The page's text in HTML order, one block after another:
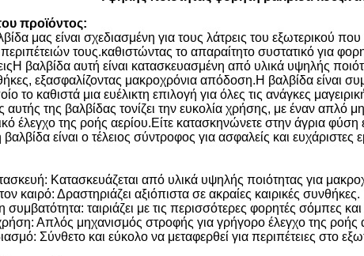
προϊόντος:
μας είναι σχεδιασμένη για τους λάτρεις του εξωτερικού που
τους.καθιστώντας το απαραίτητο συστατικό για
βαλβίδα αυτή είναι κατασκευασμένη από υλικά υψηλής
εξασφαλίζοντας μακροχρόνια απόδοση.Η βαλβίδα
το καθιστά μια ευέλικτη επιλογή για όλες τις ανάγκες
της βαλβίδας τονίζει την ευκολία χρήσης, με έναν απλό
έλεγχο της ροής αερίου.Είτε κατασκηνώνετε στην άγρια
είναι ο τέλειος σύντροφος για ασφαλείς και ευχάριστες
Κατασκευάζεται από υλικά υψηλής ποιότητας για
καιρό: Δραστηριάζει αξιόπιστα σε ακραίες καιρικές συνθήκες.
συμβατότητα: ταιριάζει με τις περισσότερες φορητές σόμπες
Απλός μηχανισμός στροφής για γρήγορο έλεγχο της ροής
Σύνθετο και εύκολο να μεταφερθεί για περιπέτειες στο